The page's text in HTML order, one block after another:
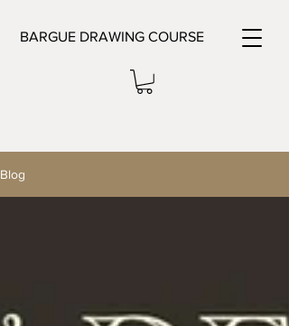
BARGUE DRAWING COURSE
Blog